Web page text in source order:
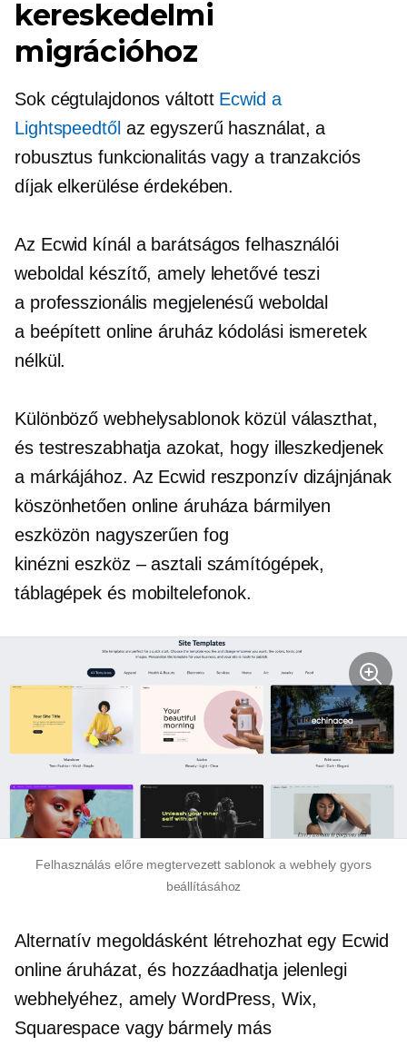
kereskedelmi
migrációhoz
Sok cégtulajdonos váltott Ecwid a
Lightspeedtőlaz egyszerű használat, a
robusztus funkcionalitás vagy a tranzakciós
díjak elkerülése érdekében.
Az Ecwid kínál a barátságos felhasználói
weboldal készítő, amely lehetővé teszi
a professzionális megjelenésű weboldal
a beépítettonline áruház kódolási ismeretek
nélkül.
Különböző webhelysablonok közül választhat,
és testreszabhatja azokat, hogy illeszkedjenek
a márkájához. Az Ecwid reszponzív dizájnjának
köszönhetően online áruháza bármilyen
eszközön nagyszerűen fog
kinéznieszköz – asztali számítógépek,
táblagépek és mobiltelefonok.
Felhasználás előre megtervezett sablonok a webhely gyors
beállításához
Alternatív megoldásként létrehozhat egy Ecwid
online áruházat, és hozzáadhatja jelenlegi
webhelyéhez, amely WordPress, Wix,
Squarespace vagy bármely más